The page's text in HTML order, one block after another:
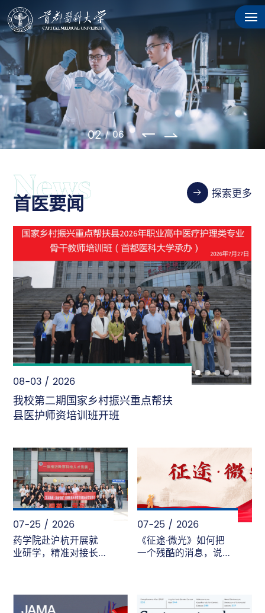
02 / 06
首医要闻 探索更多
08-02 / 2026
“暑”光里的首医人——致敬每一份
“不被看见”的坚守
07-25 / 2026
药学院赴沪杭开展就
业研学，精准对接长
07-25 / 2026
《征途·微光》如何把
一个残酷的消息，说